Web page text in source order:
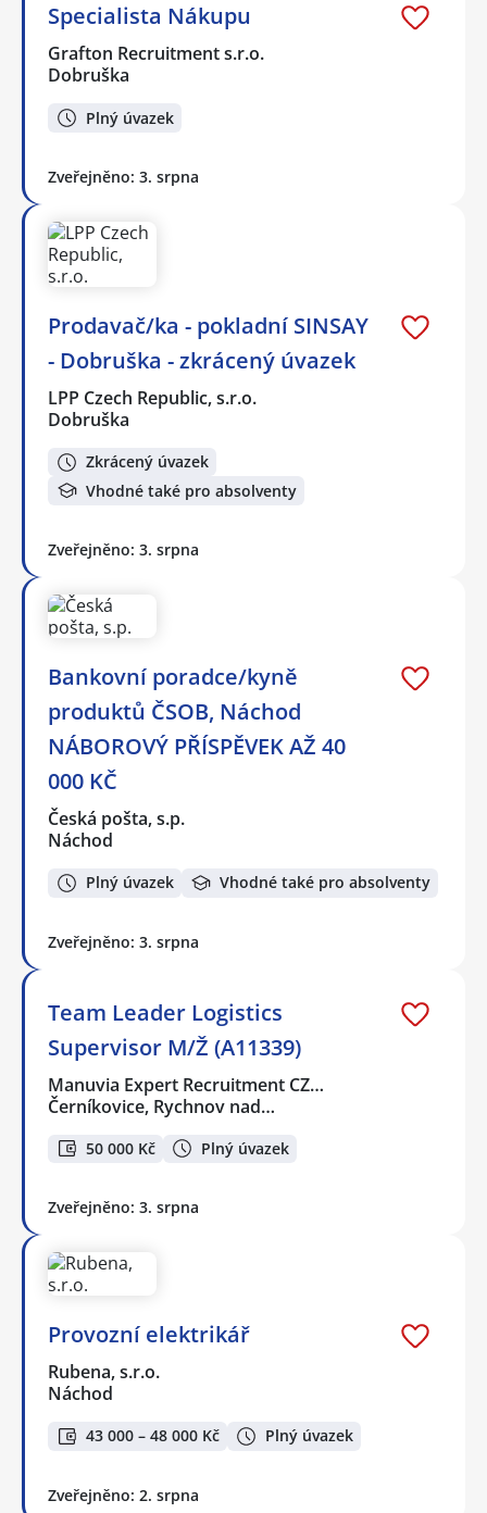
Specialista Nákupu
Grafton Recruitment s.r.o.
Dobruška
Plný úvazek
Zveřejněno: 3. srpna
Prodavač/ka - pokladní SINSAY
- Dobruška - zkrácený úvazek
LPP Czech Republic, s.r.o.
Dobruška
Zkrácený úvazek
Vhodné také pro absolventy
Zveřejněno: 3. srpna
Bankovní poradce/kyně
produktů ČSOB, Náchod
NÁBOROVÝ PŘÍSPĚVEK AŽ 40
000 KČ
Česká pošta, s.p.
Náchod
Plný úvazek Vhodné také pro absolventy
Zveřejněno: 3. srpna
Team Leader Logistics
Supervisor M/Ž (A11339)
Manuvia Expert Recruitment CZ…
Černíkovice, Rychnov nad…
50 000 Kč Plný úvazek
Zveřejněno: 3. srpna
Provozní elektrikář
Rubena, s.r.o.
Náchod
43 000 – 48 000 Kč Plný úvazek
Zveřejněno: 2. srpna